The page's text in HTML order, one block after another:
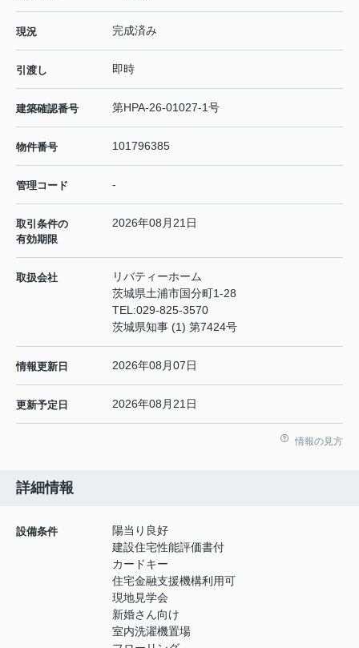
現況 完成済み
引渡し 即時
建築確認番号 第HPA-26-01027-1号
物件番号 101796385
管理コード -
取引条件の
有効期限
2026年08月21日
取扱会社
リバティーホーム
茨城県土浦市国分町1-28
TEL:029-825-3570
茨城県知事 (1) 第7424号
情報更新日 2026年08月07日
更新予定日 2026年08月21日
情報の見方
詳細情報
設備条件
陽当り良好
建設住宅性能評価書付
カードキー
住宅金融支援機構利用可
現地見学会
新婚さん向け
室内洗濯機置場